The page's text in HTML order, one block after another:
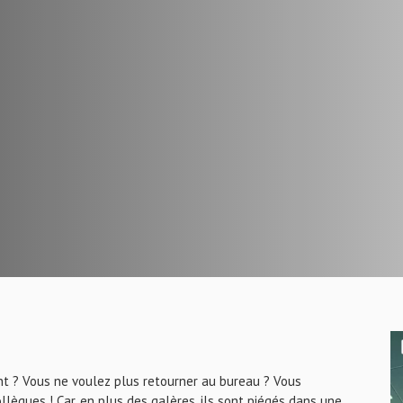
? Vous ne voulez plus retourner au bureau ? Vous